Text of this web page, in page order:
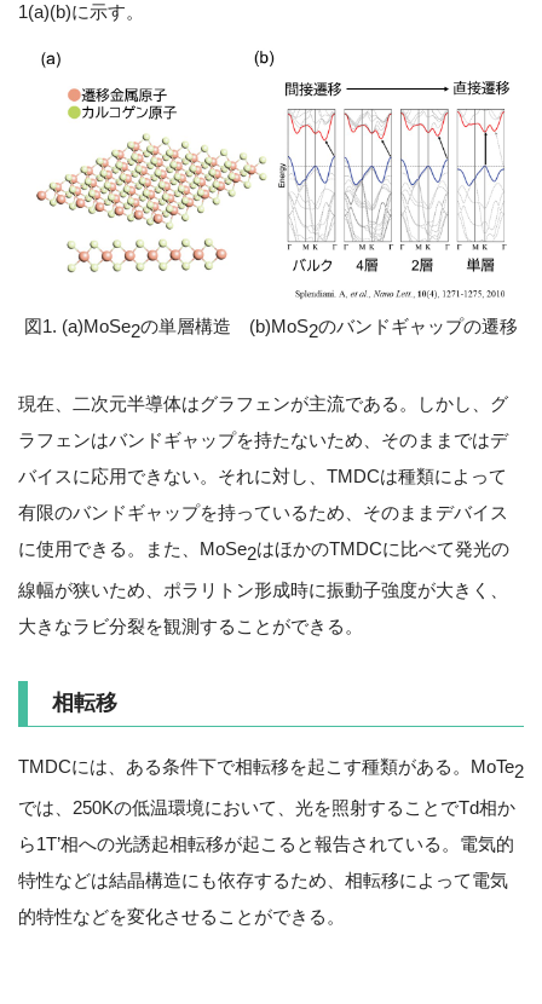
1(a)(b)に示す。
図1. (a)MoSe2の単層構造 (b)MoS2のバンドギャップの遷移
現在、二次元半導体はグラフェンが主流である。しかし、グ
ラフェンはバンドギャップを持たないため、そのままではデ
バイスに応用できない。それに対し、TMDCは種類によって
有限のバンドギャップを持っているため、そのままデバイス
に使用できる。また、MoSe2はほかのTMDCに比べて発光の
線幅が狭いため、ポラリトン形成時に振動子強度が大きく、
大きなラビ分裂を観測することができる。
相転移
TMDCには、ある条件下で相転移を起こす種類がある。MoTe2
では、250Kの低温環境において、光を照射することでTd相か
ら1T’相への光誘起相転移が起こると報告されている。電気的
特性などは結晶構造にも依存するため、相転移によって電気
的特性などを変化させることができる。